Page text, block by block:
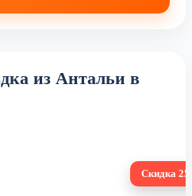
из Антальи в
Скидка